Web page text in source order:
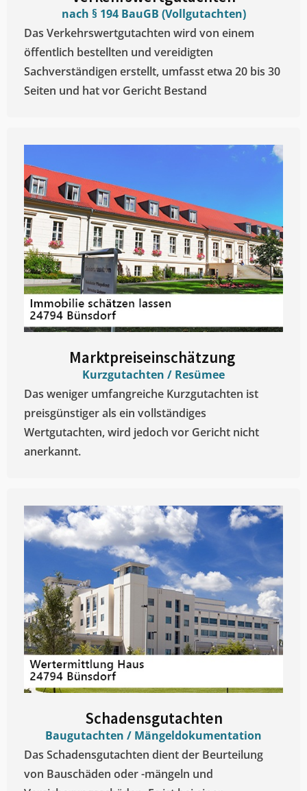
nach § 194 BauGB (Vollgutachten)
Das Verkehrswertgutachten wird von einem
öffentlich bestellten und vereidigten
Sachverständigen erstellt, umfasst etwa 20 bis 30
Seiten und hat vor Gericht Bestand
Marktpreiseinschätzung ​
Kurzgutachten / Resümee
Das weniger umfangreiche Kurzgutachten ist
preisgünstiger als ein vollständiges
Wertgutachten, wird jedoch vor Gericht nicht
anerkannt.
Schadensgutachten
Baugutachten / Mängeldokumentation
Das Schadensgutachten dient der Beurteilung
von Bauschäden oder -mängeln und